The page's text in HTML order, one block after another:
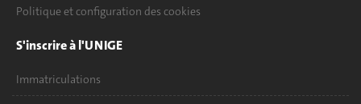
Politique et configuration des cookies
S'inscrire à l'UNIGE
Immatriculations